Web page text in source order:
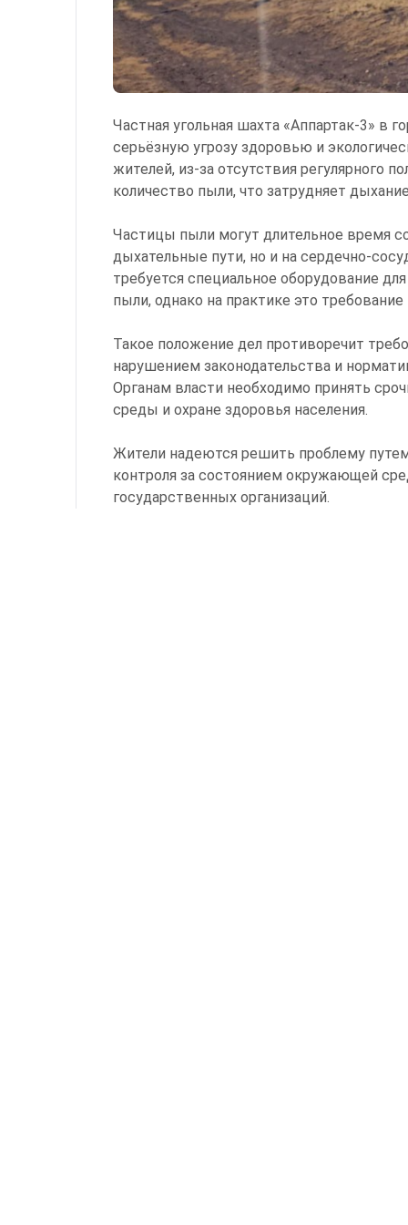
Частная угольная шахта «Аппартак-3» в
серьёзную угрозу здоровью и
жителей, из-за отсутствия регулярного
количество пыли, что затрудняет
Частицы пыли могут длительное время
дыхательные пути, но и на сердечно-
требуется специальное оборудование
пыли, однако на практике это
Такое положение дел противоречит
нарушением законодательства и
Органам власти необходимо принять
среды и охране здоровья населения.
Жители надеются решить проблему
контроля за состоянием окружающей
государственных организаций.